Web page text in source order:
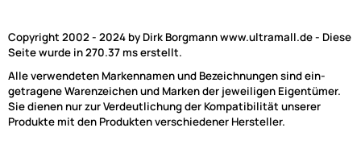
Copyright 2002 - 2024 by Dirk Borgmann www.ultramall.de - Diese
Seite wurde in 270.37 ms erstellt.
Alle verwendeten Markennamen und Bezeichnungen sind ein-
getragene Warenzeichen und Marken der jeweiligen Eigentümer.
Sie dienen nur zur Verdeutlichung der Kompatibilität unserer
Produkte mit den Produkten verschiedener Hersteller.